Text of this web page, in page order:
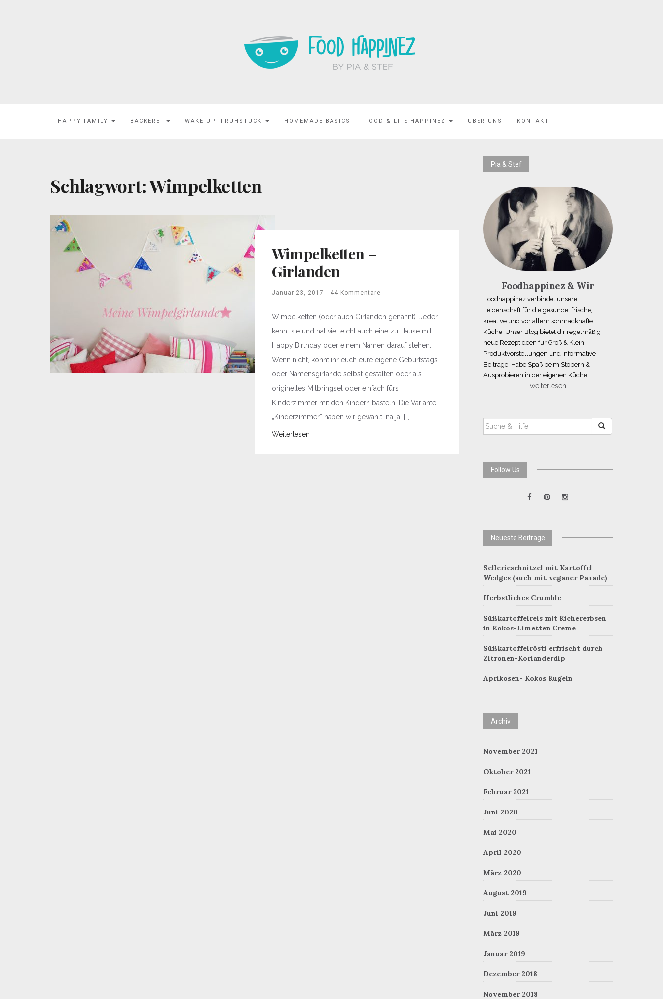
HAPPY FAMILY BÄCKEREI WAKE UP- FRÜHSTÜCK HOMEMADE BASICS FOOD & LIFE HAPPINEZ ÜBER UNS KONTAKT
Schlagwort:Wimpelketten
Wimpelketten –
Girlanden
Januar 23, 2017 44 Kommentare
Wimpelketten (oder auch Girlanden genannt). Jeder
kennt sie und hat vielleicht auch eine zu Hause mit
Happy Birthday oder einem Namen darauf stehen.
Wenn nicht, könnt ihr euch eure eigene Geburtstags-
oder Namensgirlande selbst gestalten oder als
originelles Mitbringsel oder einfach fürs
Kinderzimmer mit den Kindern basteln! Die Variante
„Kinderzimmer“ haben wir gewählt, na ja, […]
Weiterlesen
Pia & Stef
Foodhappinez & Wir
Foodhappinez verbindet unsere
Leidenschaft für die gesunde, frische,
kreative und vor allem schmackhafte
Küche. Unser Blog bietet dir regelmäßig
neue Rezeptideen für Groß & Klein,
Produktvorstellungen und informative
Beiträge! Habe Spaß beim Stöbern &
Ausprobieren in der eigenen Küche...
weiterlesen
SUCHEN
NACH:
Follow Us
Neueste Beiträge
Sellerieschnitzel mit Kartoffel-
Wedges (auch mit veganer Panade)
Herbstliches Crumble
Süßkartoffelreis mit Kichererbsen
in Kokos-Limetten Creme
Süßkartoffelrösti erfrischt durch
Zitronen-Korianderdip
Aprikosen- Kokos Kugeln
Archiv
November 2021
Oktober 2021
Februar 2021
Juni 2020
Mai 2020
April 2020
März 2020
August 2019
Juni 2019
März 2019
Januar 2019
Dezember 2018
November 2018